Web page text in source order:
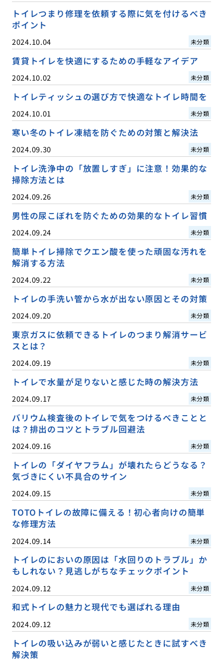
トイレつまり修理を依頼する際に気を付けるべき
ポイント
2024.10.04 未分類
賃貸トイレを快適にするための手軽なアイデア
2024.10.02 未分類
トイレティッシュの選び方で快適なトイレ時間を
2024.10.01 未分類
寒い冬のトイレ凍結を防ぐための対策と解決法
2024.09.30 未分類
トイレ洗浄中の「放置しすぎ」に注意！効果的な
掃除方法とは
2024.09.26 未分類
男性の尿こぼれを防ぐための効果的なトイレ習慣
2024.09.24 未分類
簡単トイレ掃除でクエン酸を使った頑固な汚れを
解消する方法
2024.09.22 未分類
トイレの手洗い管から水が出ない原因とその対策
2024.09.20 未分類
東京ガスに依頼できるトイレのつまり解消サービ
スとは？
2024.09.19 未分類
トイレで水量が足りないと感じた時の解決方法
2024.09.17 未分類
バリウム検査後のトイレで気をつけるべきことと
は？排出のコツとトラブル回避法
2024.09.16 未分類
トイレの「ダイヤフラム」が壊れたらどうなる？
気づきにくい不具合のサイン
2024.09.15 未分類
TOTOトイレの故障に備える！初心者向けの簡単
な修理方法
2024.09.14 未分類
トイレのにおいの原因は「水回りのトラブル」か
もしれない？見逃しがちなチェックポイント
2024.09.12 未分類
和式トイレの魅力と現代でも選ばれる理由
2024.09.12 未分類
トイレの吸い込みが弱いと感じたときに試すべき
解決策